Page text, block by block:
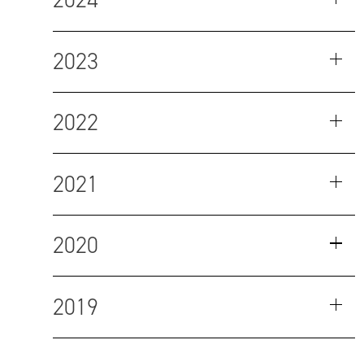
2023
2022
2021
2020
2019